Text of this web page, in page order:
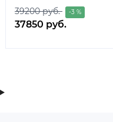
39200 руб. -3 %
37850 руб.